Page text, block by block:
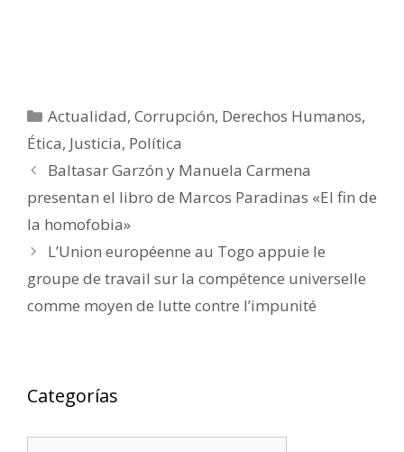
Categorías
Actualidad,Corrupción, Derechos Humanos,
Ética, Justicia, Política
Baltasar Garzón y Manuela Carmena
presentan el libro de Marcos Paradinas «El fin de
la homofobia»
L’Union européenne au Togo appuie le
groupe de travail sur la compétence universelle
comme moyen de lutte contre l’impunité
Categorías